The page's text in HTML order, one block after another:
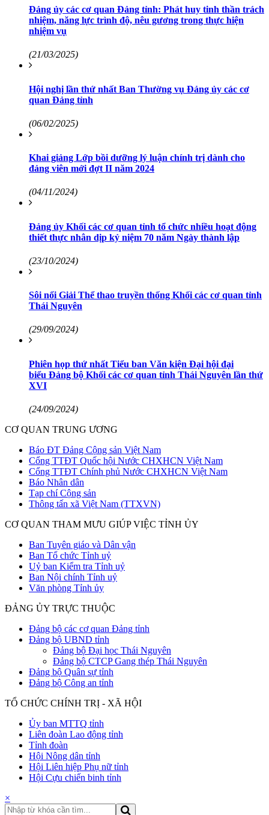
Đảng ủy các cơ quan Đảng tỉnh: Phát huy tinh thần trách
nhiệm, năng lực trình độ, nêu gương trong thực hiện
nhiệm vụ
(21/03/2025)
Hội nghị lần thứ nhất Ban Thường vụ Đảng ủy các cơ
quan Đảng tỉnh
(06/02/2025)
Khai giảng Lớp bồi dưỡng lý luận chính trị dành cho
đảng viên mới đợt II năm 2024
(04/11/2024)
Đảng ủy Khối các cơ quan tỉnh tổ chức nhiều hoạt động
thiết thực nhân dịp kỷ niệm 70 năm Ngày thành lập
(23/10/2024)
Sôi nổi Giải Thể thao truyền thống Khối các cơ quan tỉnh
Thái Nguyên
(29/09/2024)
Phiên họp thứ nhất Tiểu ban Văn kiện Đại hội đại
biểu Đảng bộ Khối các cơ quan tỉnh Thái Nguyên lần thứ
XVI
(24/09/2024)
CƠ QUAN TRUNG ƯƠNG
Báo ĐT Đảng Cộng sản Việt Nam
Cổng TTĐT Quốc hội Nước CHXHCN Việt Nam
Cổng TTĐT Chính phủ Nước CHXHCN Việt Nam
Báo Nhân dân
Tạp chí Cộng sản
Thông tấn xã Việt Nam (TTXVN)
CƠ QUAN THAM MƯU GIÚP VIỆC TỈNH ỦY
Ban Tuyên giáo và Dân vận
Ban Tổ chức Tỉnh uỷ
Uỷ ban Kiểm tra Tỉnh uỷ
Ban Nội chính Tỉnh uỷ
Văn phòng Tỉnh ủy
ĐẢNG ỦY TRỰC THUỘC
Đảng bộ các cơ quan Đảng tỉnh
Đảng bộ UBND tỉnh
Đảng bộ Đại học Thái Nguyên
Đảng bộ CTCP Gang thép Thái Nguyên
Đảng bộ Quân sự tỉnh
Đảng bộ Công an tỉnh
TỔ CHỨC CHÍNH TRỊ - XÃ HỘI
Ủy ban MTTQ tỉnh
Liên đoàn Lao động tỉnh
Tỉnh đoàn
Hội Nông dân tỉnh
Hội Liên hiệp Phụ nữ tỉnh
Hội Cựu chiến binh tỉnh
×